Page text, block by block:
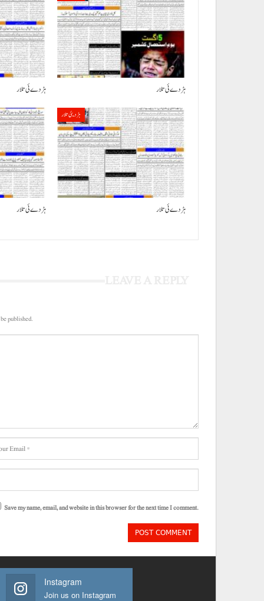
ہڑدے ئی تلار ہڑدے ئی تلار
ہڑدے ئی تلار
ہڑدیئی تلار
ہڑدے ئی تلار
published.
Save my name, email, and website in this browser for the next time I comment.
Instagram
Join us on Instagram